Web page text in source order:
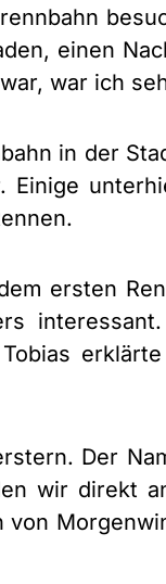
einen
war ich
in der
ersten
Der
wir direkt